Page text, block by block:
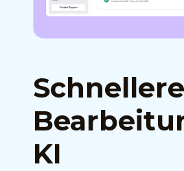
Schnellere
KI